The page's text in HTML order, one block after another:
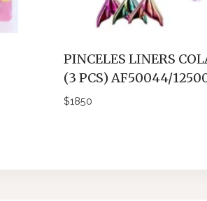
PINCELES LINERS
(3 PCS) AF50044/
$1850